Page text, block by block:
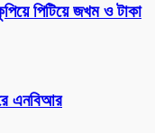
পিটিয়ে জখম ও টাকা
এনবিআর